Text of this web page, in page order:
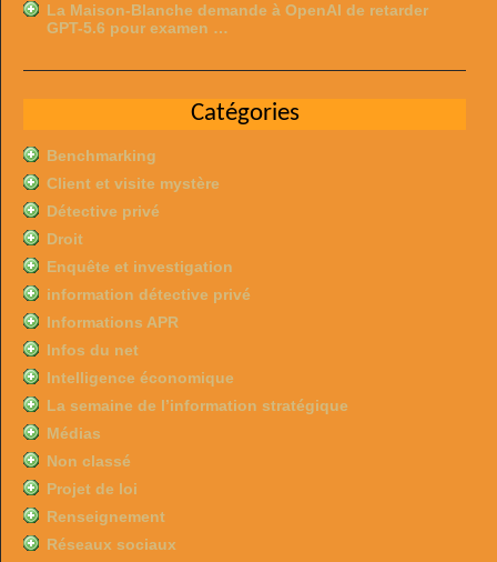
La Maison-Blanche demande à OpenAI de retarder
GPT-5.6 pour examen …
Catégories
Benchmarking
Client et visite mystère
Détective privé
Droit
Enquête et investigation
information détective privé
Informations APR
Infos du net
Intelligence économique
La semaine de l’information stratégique
Médias
Non classé
Projet de loi
Renseignement
Réseaux sociaux